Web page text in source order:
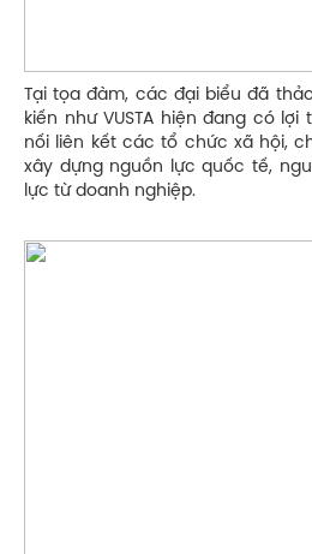
Tại tọa đàm, các đại biểu đã
kiến như VUSTA hiện đang có
nối liên kết các tổ chức xã hội,
xây dựng nguồn lực quốc tế,
lực từ doanh nghiệp.